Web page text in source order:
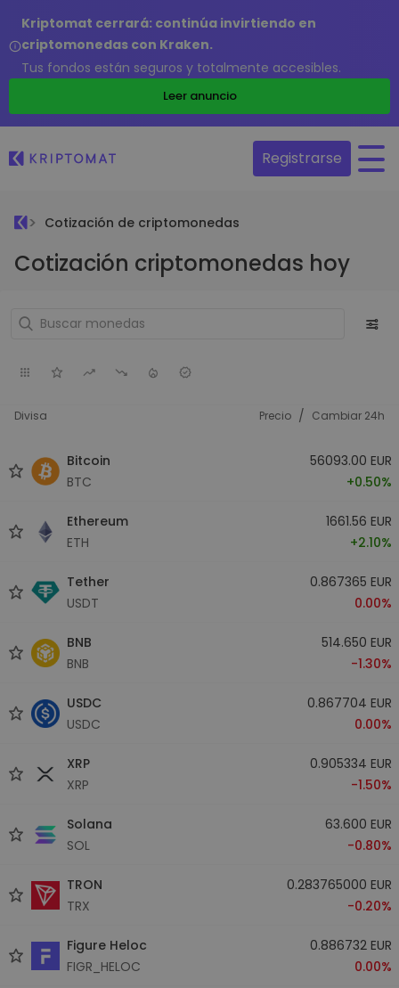
Kriptomat cerrará: continúa invirtiendo en
criptomonedas con Kraken.
Tus fondos están seguros y totalmente accesibles.
Leer anuncio
Registrarse
Cotización de criptomonedas
Cotización criptomonedas hoy
Divisa Precio / Cambiar 24h
Bitcoin
BTC
56093.00 EUR
+0.50%
Ethereum
ETH
1661.56 EUR
+2.10%
Tether
USDT
0.867365 EUR
0.00%
BNB
BNB
514.650 EUR
-1.30%
USDC
USDC
0.867704 EUR
0.00%
XRP
XRP
0.905334 EUR
-1.50%
Solana
SOL
63.600 EUR
-0.80%
TRON
TRX
0.283765000 EUR
-0.20%
Figure Heloc
FIGR_HELOC
0.886732 EUR
0.00%